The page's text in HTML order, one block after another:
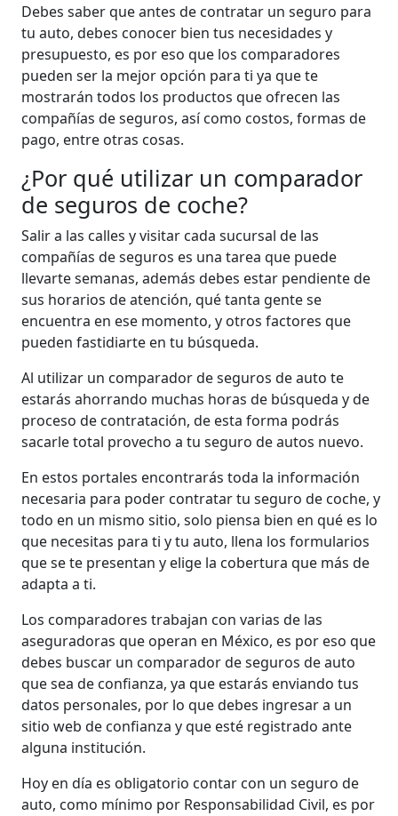
Debes saber que antes de contratar un seguro para
tu auto, debes conocer bien tus necesidades y
presupuesto, es por eso que los comparadores
pueden ser la mejor opción para ti ya que te
mostrarán todos los productos que ofrecen las
compañías de seguros, así como costos, formas de
pago, entre otras cosas.
¿Por qué utilizar un comparador
de seguros de coche?
Salir a las calles y visitar cada sucursal de las
compañías de seguros es una tarea que puede
llevarte semanas, además debes estar pendiente de
sus horarios de atención, qué tanta gente se
encuentra en ese momento, y otros factores que
pueden fastidiarte en tu búsqueda.
Al utilizar un comparador de seguros de auto te
estarás ahorrando muchas horas de búsqueda y de
proceso de contratación, de esta forma podrás
sacarle total provecho a tu seguro de autos nuevo.
En estos portales encontrarás toda la información
necesaria para poder contratar tu seguro de coche, y
todo en un mismo sitio, solo piensa bien en qué es lo
que necesitas para ti y tu auto, llena los formularios
que se te presentan y elige la cobertura que más de
adapta a ti.
Los comparadores trabajan con varias de las
aseguradoras que operan en México, es por eso que
debes buscar un comparador de seguros de auto
que sea de confianza, ya que estarás enviando tus
datos personales, por lo que debes ingresar a un
sitio web de confianza y que esté registrado ante
alguna institución.
Hoy en día es obligatorio contar con un seguro de
auto, como mínimo por Responsabilidad Civil, es por